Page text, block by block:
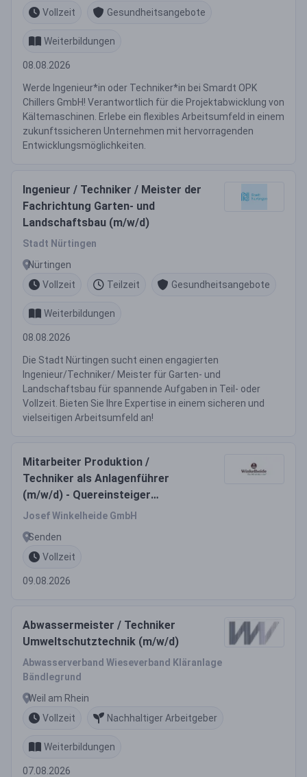
Vollzeit
Gesundheitsangebote
Weiterbildungen
08.08.2026
Werde Ingenieur*in oder Techniker*in bei Smardt OPK
Chillers GmbH! Verantwortlich für die Projektabwicklung von
Kältemaschinen. Erlebe ein flexibles Arbeitsumfeld in einem
zukunftssicheren Unternehmen mit hervorragenden
Entwicklungsmöglichkeiten.
Ingenieur / Techniker / Meister der
Fachrichtung Garten- und
Landschaftsbau (m/w/d)
Stadt Nürtingen
Nürtingen
Vollzeit
Teilzeit Gesundheitsangebote
Weiterbildungen
08.08.2026
Die Stadt Nürtingen sucht einen engagierten
Ingenieur/Techniker/ Meister für Garten- und
Landschaftsbau für spannende Aufgaben in Teil- oder
Vollzeit. Bieten Sie Ihre Expertise in einem sicheren und
vielseitigen Arbeitsumfeld an!
Mitarbeiter Produktion /
Techniker als Anlagenführer
(m/w/d) - Quereinsteiger
willkommen
Josef Winkelheide GmbH
Senden
Vollzeit
09.08.2026
Abwassermeister / Techniker
Umweltschutztechnik (m/w/d)
Abwasserverband Wieseverband Kläranlage
Bändlegrund
Weil am Rhein
Vollzeit
Nachhaltiger Arbeitgeber
Weiterbildungen
07.08.2026